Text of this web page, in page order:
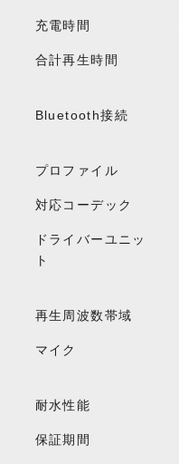
充電時間
合計再生時間
Bluetooth接続
プロファイル
対応コーデック
ドライバーユニッ
ト
再生周波数帯域
マイク
耐水性能
保証期間